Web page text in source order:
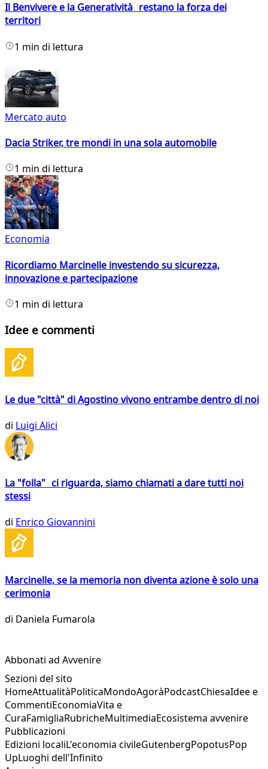
Il Benvivere e la Generatività restano la forza dei
territori
1 min di lettura
Mercato auto
Dacia Striker, tre mondi in una sola automobile
1 min di lettura
Economia
Ricordiamo Marcinelle investendo su sicurezza,
innovazione e partecipazione
1 min di lettura
Idee e commenti
Le due "città" di Agostino vivono entrambe dentro di noi
di Luigi Alici
La "folla" ci riguarda, siamo chiamati a dare tutti noi
stessi
di Enrico Giovannini
Marcinelle, se la memoria non diventa azione è solo una
cerimonia
di Daniela Fumarola
Abbonati ad Avvenire
Sezioni del sito
HomeAttualitàPoliticaMondoAgoràPodcastChiesaIdee e
CommentiEconomiaVita e
CuraFamigliaRubricheMultimediaEcosistema avvenire
Pubblicazioni
Edizioni localiL'economia civileGutenbergPopotusPop
UpLuoghi dell'Infinito